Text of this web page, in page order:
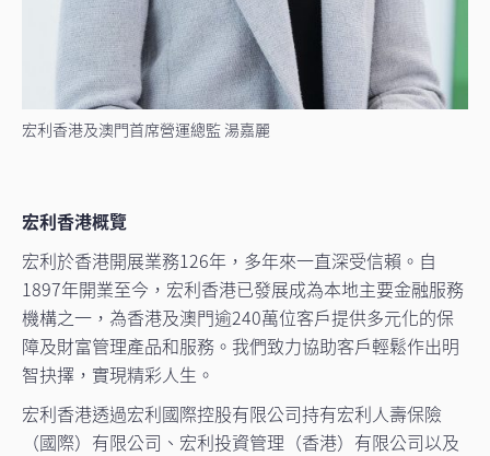
宏利香港及澳門首席營運總監 湯嘉麗
宏利香港概覽
宏利於香港開展業務126年，多年來一直深受信賴。自
1897年開業至今，宏利香港已發展成為本地主要金融服務
機構之一，為香港及澳門逾240萬位客戶提供多元化的保
障及財富管理產品和服務。我們致力協助客戶輕鬆作出明
智抉擇，實現精彩人生。
宏利香港透過宏利國際控股有限公司持有宏利人壽保險
（國際）有限公司、宏利投資管理（香港）有限公司以及